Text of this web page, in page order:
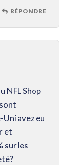
RÉPONDRE
NFL Shop
Uni avez eu
et
sur les